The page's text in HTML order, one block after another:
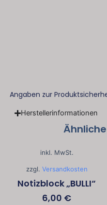
Angaben zur
Herstellerinformationen
inkl. MwSt.
zzgl. Versandkosten
Notizblock „BULLI“
6,00 €